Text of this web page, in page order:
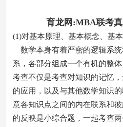
育龙网:MBA联考
(1)对基本原理、基本概念、基
数学本身有着严密的逻辑系
系，各部分组成一个有机的整
考查不仅是考查对知识的记忆
的应用，以及与其他数学知识
意各知识点之间的内在联系和
的反映是小综合题，一起考查两